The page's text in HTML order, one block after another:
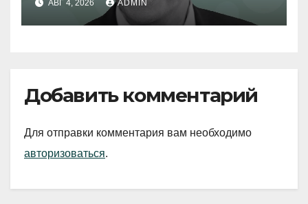
АВГ 4, 2026 ADMIN
Добавить комментарий
Для отправки комментария вам необходимо
авторизоваться.